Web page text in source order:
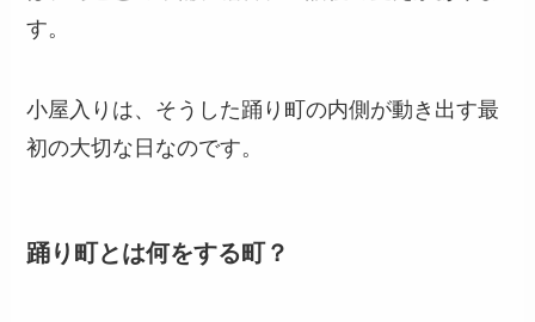
す。
小屋入りは、そうした踊り町の内側が動き出す最
初の大切な日なのです。
踊り町とは何をする町？